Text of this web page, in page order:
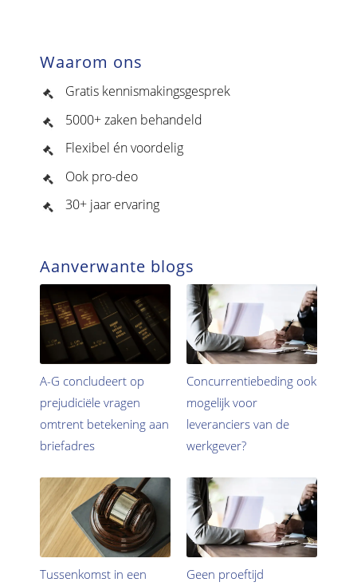
Waarom ons
Gratis kennismakingsgesprek
5000+ zaken behandeld
Flexibel én voordelig
Ook pro-deo
30+ jaar ervaring
Aanverwante blogs
A-G concludeert op
prejudiciële vragen
omtrent betekening aan
briefadres
Concurrentiebeding ook
mogelijk voor
leveranciers van de
werkgever?
Tussenkomst in een
Geen proeftijd